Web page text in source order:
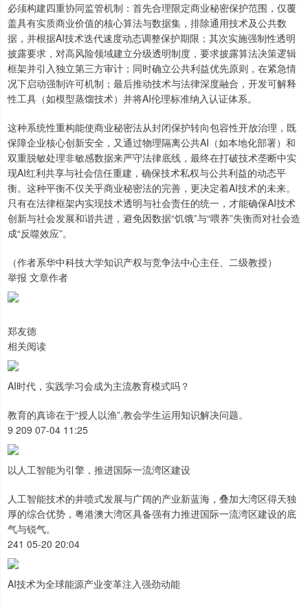
必须构建四重协同监管机制：首先合理限定商业秘密保护范围，仅覆
盖具有实质商业价值的核心算法与数据集，排除通用技术及公共数
据，并根据AI技术迭代速度动态调整保护期限；其次实施强制性透明
披露要求，对高风险领域建立分级透明制度，要求披露算法决策逻辑
框架并引入独立第三方审计；同时确立公共利益优先原则，在紧急情
况下启动强制许可机制；最后推动技术与法律深度融合，开发可解释
性工具（如模型蒸馏技术）并将AI伦理标准纳入认证体系。
这种系统性重构能使商业秘密法从封闭保护转向包容性开放治理，既
保障企业核心创新安全，又通过物理隔离公共AI（如本地化部署）和
双重脱敏处理非敏感数据来严守法律底线，最终在打破技术垄断中实
现AI红利共享与社会信任重建，确保技术私权与公共利益的动态平
衡。这种平衡不仅关乎商业秘密法的完善，更决定着AI技术的未来。
只有在法律框架内实现技术透明与社会责任的统一，才能确保AI技术
创新与社会发展和谐共进，避免因数据“饥饿”与“喂养”失衡而对社会造
成“反噬效应”。
（作者系华中科技大学知识产权与竞争法中心主任、二级教授）
举报 文章作者
郑友德
相关阅读
AI时代，实践学习会成为主流教育模式吗？
教育的真谛在于“授人以渔”,教会学生运用知识解决问题。
9 209 07-04 11:25
以人工智能为引擎，推进国际一流湾区建设
人工智能技术的井喷式发展与广阔的产业新蓝海，叠加大湾区得天独
厚的综合优势，粤港澳大湾区具备强有力推进国际一流湾区建设的底
气与锐气。
241 05-20 20:04
AI技术为全球能源产业变革注入强劲动能